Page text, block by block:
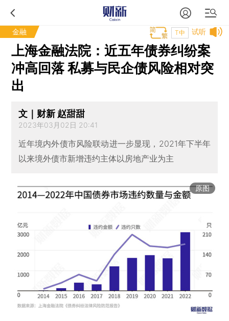
金融 试听
T中
上海金融法院：近五年债券纠纷案
冲高回落 私募与民企债风险相对突
出
文｜财新 赵甜甜
2023年03月02日 20:41
近年境内外债市风险联动进一步显现，2021年下半年
以来境外债市新增违约主体以房地产业为主
原图